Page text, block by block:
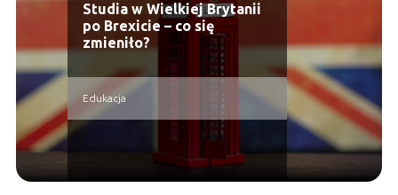
Studia w Wielkiej Brytanii
po Brexicie – co się
zmieniło?
Edukacja